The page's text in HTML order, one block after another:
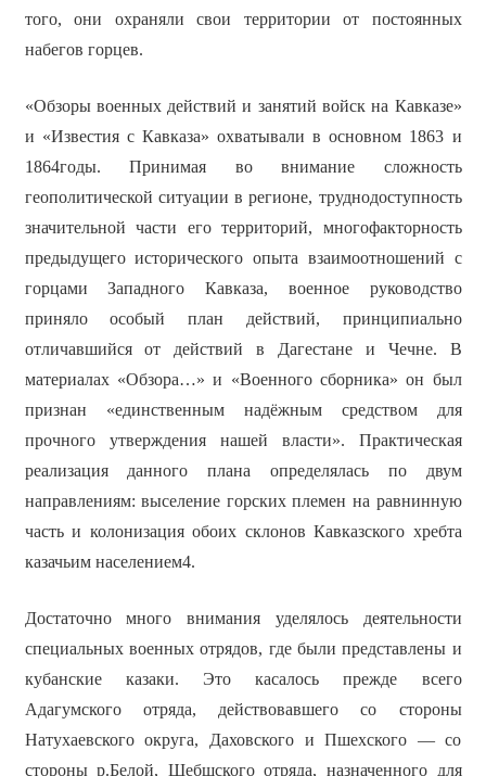
того, они охраняли свои территории от постоянных
набегов горцев.
«Обзоры военных действий и занятий войск на Кавказе»
и «Известия с Кавказа» охватывали в основном 1863 и
1864годы. Принимая во внимание сложность
геополитической ситуации в регионе, труднодоступность
значительной части его территорий, многофакторность
предыдущего исторического опыта взаимоотношений с
горцами Западного Кавказа, военное руководство
приняло особый план действий, принципиально
отличавшийся от действий в Дагестане и Чечне. В
материалах «Обзора…» и «Военного сборника» он был
признан «единственным надёжным средством для
прочного утверждения нашей власти». Практическая
реализация данного плана определялась по двум
направлениям: выселение горских племен на равнинную
часть и колонизация обоих склонов Кавказского хребта
казачьим населением4.
Достаточно много внимания уделялось деятельности
специальных военных отрядов, где были представлены и
кубанские казаки. Это касалось прежде всего
Адагумского отряда, действовавшего со стороны
Натухаевского округа, Даховского и Пшехского — со
стороны р.Белой, Шебшского отряда, назначенного для